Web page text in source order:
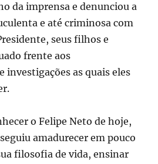
da imprensa e denunciou a
e até criminosa com
seus filhos e
frente aos
investigações as quais eles
o Felipe Neto de hoje,
amadurecer em pouco
filosofia de vida, ensinar